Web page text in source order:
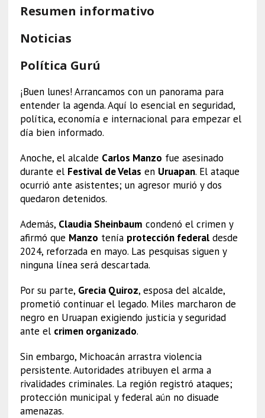
Resumen informativo
Noticias
Política Gurú
¡Buen lunes! Arrancamos con un panorama para
entender la agenda. Aquí lo esencial en seguridad,
política, economía e internacional para empezar el
día bien informado.
Anoche, el alcalde Carlos Manzo fue asesinado
durante el Festival de Velas en Uruapan. El ataque
ocurrió ante asistentes; un agresor murió y dos
quedaron detenidos.
Además, Claudia Sheinbaum condenó el crimen y
afirmó que Manzo tenía protección federaldesde
2024, reforzada en mayo. Las pesquisas siguen y
ninguna línea será descartada.
Por su parte, Grecia Quiroz, esposa del alcalde,
prometió continuar el legado. Miles marcharon de
negro en Uruapan exigiendo justicia y seguridad
ante el crimen organizado.
Sin embargo, Michoacán arrastra violencia
persistente. Autoridades atribuyen el arma a
rivalidades criminales. La región registró ataques;
protección municipal y federal aún no disuade
amenazas.